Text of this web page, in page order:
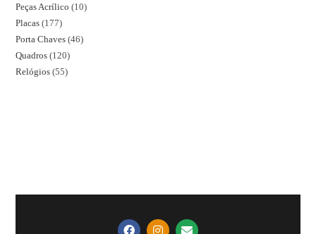
Peças Acrílico 10
Placas 177
Porta Chaves 46
Quadros 120
Relógios 55